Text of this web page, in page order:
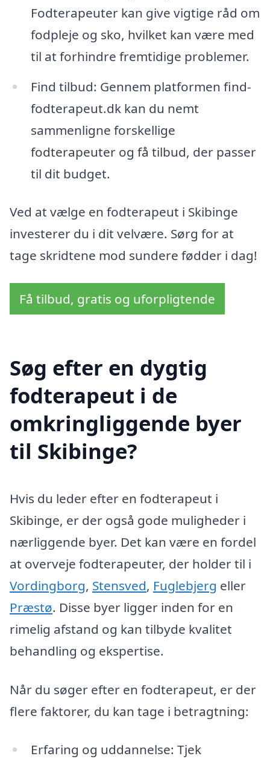
Fodterapeuter kan give vigtige råd om
fodpleje og sko, hvilket kan være med
til at forhindre fremtidige problemer.
Find tilbud: Gennem platformen find-
fodterapeut.dk kan du nemt
sammenligne forskellige
fodterapeuter og få tilbud, der passer
til dit budget.
Ved at vælge en fodterapeut i Skibinge
investerer du i dit velvære. Sørg for at
tage skridtene mod sundere fødder i dag!
Få tilbud, gratis og uforpligtende
Søg efter en dygtig
fodterapeut i de
omkringliggende byer
til Skibinge?
Hvis du leder efter en fodterapeut i
Skibinge, er der også gode muligheder i
nærliggende byer. Det kan være en fordel
at overveje fodterapeuter, der holder til i
Vordingborg, Stensved, Fuglebjerg eller
Præstø. Disse byer ligger inden for en
rimelig afstand og kan tilbyde kvalitet
behandling og ekspertise.
Når du søger efter en fodterapeut, er der
flere faktorer, du kan tage i betragtning:
Erfaring og uddannelse: Tjek